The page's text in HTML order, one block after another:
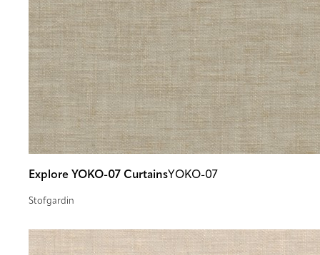
Explore YOKO-07 CurtainsYOKO-07
Stofgardin